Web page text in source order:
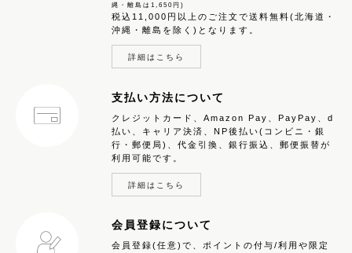
縄・離島は1,650円)
税込11,000円以上のご注文で送料無料(北海道・
沖縄・離島を除く)となります。
詳細はこちら
支払い方法について
クレジットカード、Amazon Pay、PayPay、d
払い、キャリア決済、NP後払い(コンビニ・銀
行・郵便局)、代金引換、銀行振込、郵便振替が
利用可能です。
詳細はこちら
会員登録について
会員登録(任意)で、ポイントの付与/利用や限定